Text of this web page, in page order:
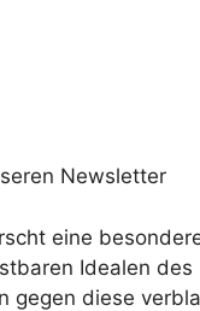
Newsletter
eine
Idealen
gegen diese